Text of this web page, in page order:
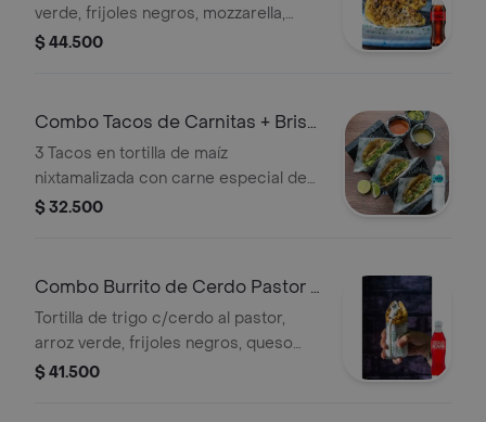
verde, frijoles negros, mozzarella,
guacamole, pico de gallo, crema
$ 44.500
Combo Tacos de Carnitas + Brisa
Sin Gas 600ML
3 Tacos en tortilla de maíz
nixtamalizada con carne especial de
cerdo, (carnitas) guacamole, mix de
$ 32.500
Combo Burrito de Cerdo Pastor +
Kola Roman 500 ml
Tortilla de trigo c/cerdo al pastor,
arroz verde, frijoles negros, queso
mozzarella, guacamole, pico de gallo,
$ 41.500